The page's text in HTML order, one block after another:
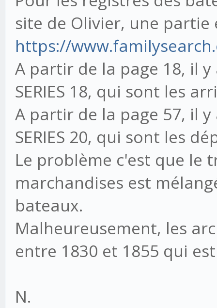
site de Olivier, une partie
https://
A partir de la page 18, il y
SERIES 18, qui sont les
A partir de la page 57, il y
SERIES 20, qui sont les
Le problème c'est que le
marchandises est
bateaux.
Malheureusement, les
entre 1830 et 1855 qui
N.